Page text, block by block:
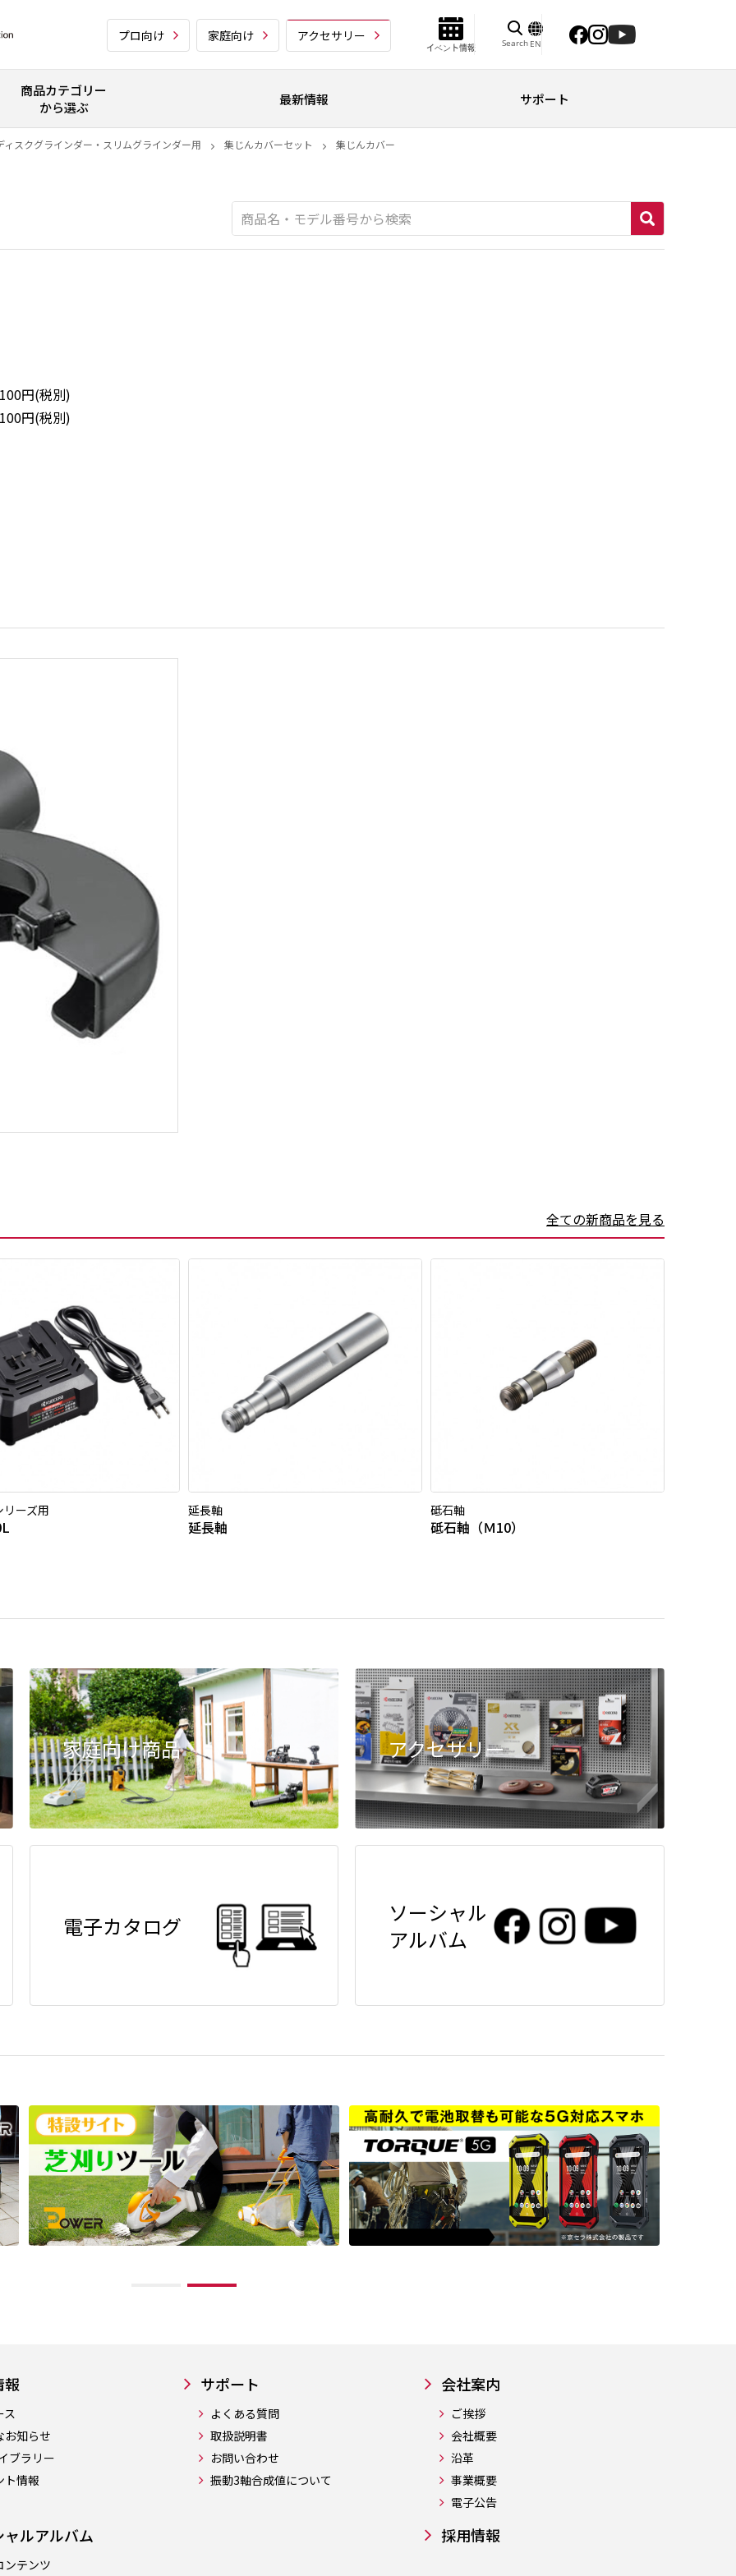
プロ向け 家庭向け アクセサリー
イベント情報 Search EN
商品カテゴリー
から選ぶ
最新情報 サポート
スクグラインダー・スリムグラインダー用 集じんカバーセット 集じんカバー
円(税別)
円(税別)
全ての新商品を見る
ーズ用 延長軸
延長軸
砥石軸
砥石軸（Ｍ10）
家庭向け商品 アクセサリー
電子カタログ
ソーシャル
アルバム
報
ス
お知らせ
ブラリー
ト情報
ルアルバム
ンテンツ
サポート
よくある質問
取扱説明書
お問い合わせ
振動3軸合成値について
会社案内
ご挨拶
会社概要
沿革
事業概要
電子公告
採用情報